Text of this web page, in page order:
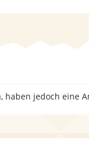
jedoch eine